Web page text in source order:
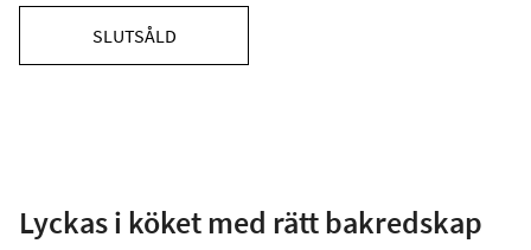
SLUTSÅLD
Lyckas i köket med rätt bakredskap